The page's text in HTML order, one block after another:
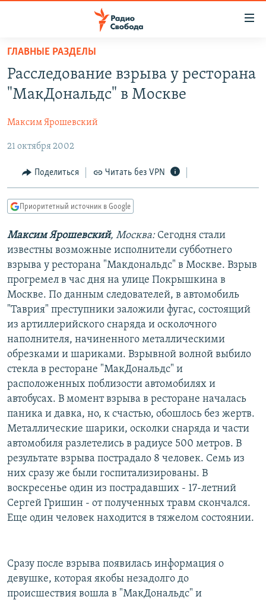
упрощенного
доступа
Вернуться
основному
Вернутся
главной
навигации
Вернутся
поиску
ПОДКАСТЫ
ЦИТАТЫ СВОБОДЫ
МНЕНИЯ
КУЛЬТУРА
IDEL.РЕАЛИИ
КАВКАЗ.РЕАЛИИ
СЕВЕР.РЕАЛИИ
СИБИРЬ.РЕАЛИИ
РАСПИСАНИЕ ВЕЩАНИЯ
ПОДПИШИТЕСЬ НА РАССЫЛКУ
СОЦИАЛЬНЫЕ СЕТИ
Все сайты РСЕ/РС
ГЛАВНЫЕ РАЗДЕЛЫ
Расследование взрыва у ресторана
"МакДональдс" в Москве
Максим Ярошевский
21 октября 2002
Поделиться Читать без VPN
Приоритетный источник в Google
Максим Ярошевский, Москва:Сегодня стали
известны возможные исполнители субботнего
взрыва у ресторана "Макдональдс" в Москве. Взрыв
прогремел в час дня на улице Покрышкина в
Москве. По данным следователей, в автомобиль
"Таврия" преступники заложили фугас, состоящий
из артиллерийского снаряда и осколочного
наполнителя, начиненного металлическими
обрезками и шариками. Взрывной волной выбило
стекла в ресторане "МакДональдс" и
расположенных поблизости автомобилях и
автобусах. В момент взрыва в ресторане началась
паника и давка, но, к счастью, обошлось без жертв.
Металлические шарики, осколки снаряда и части
автомобиля разлетелись в радиусе 500 метров. В
результате взрыва пострадало 8 человек. Семь из
них сразу же были госпитализированы. В
воскресенье один из пострадавших - 17-летний
Сергей Гришин - от полученных травм скончался.
Еще один человек находится в тяжелом состоянии.
Сразу после взрыва появилась информация о
девушке, которая якобы незадолго до
происшествия вошла в "МакДональдс" и